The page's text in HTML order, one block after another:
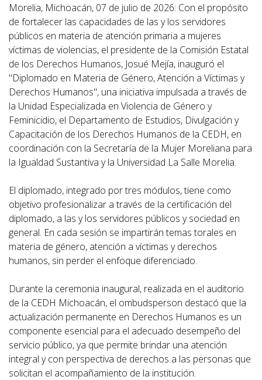
Morelia, Michoacán, 07 de julio de 2026: Con el propósito
de fortalecer las capacidades de las y los servidores
públicos en materia de atención primaria a mujeres
víctimas de violencias, el presidente de la Comisión Estatal
de los Derechos Humanos, Josué Mejía, inauguró el
"Diplomado en Materia de Género, Atención a Víctimas y
Derechos Humanos", una iniciativa impulsada a través de
la Unidad Especializada en Violencia de Género y
Feminicidio, el Departamento de Estudios, Divulgación y
Capacitación de los Derechos Humanos de la CEDH, en
coordinación con la Secretaría de la Mujer Moreliana para
la Igualdad Sustantiva y la Universidad La Salle Morelia.
El diplomado, integrado por tres módulos, tiene como
objetivo profesionalizar a través de la certificación del
diplomado, a las y los servidores públicos y sociedad en
general. En cada sesión se impartirán temas torales en
materia de género, atención a víctimas y derechos
humanos, sin perder el enfoque diferenciado.
Durante la ceremonia inaugural, realizada en el auditorio
de la CEDH Michoacán, el ombudsperson destacó que la
actualización permanente en Derechos Humanos es un
componente esencial para el adecuado desempeño del
servicio público, ya que permite brindar una atención
integral y con perspectiva de derechos a las personas que
solicitan el acompañamiento de la institución.